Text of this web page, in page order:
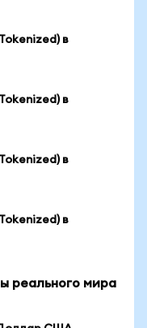
в
в
в
в
реального мира